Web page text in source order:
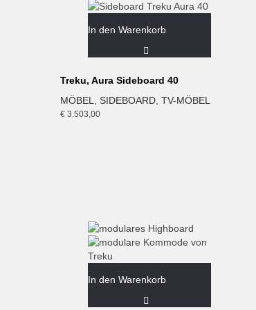
In den Warenkorb
Treku, Aura Sideboard 40
MÖBEL
SIDEBOARD TV-MÖBEL
€ 3.503,00
In den Warenkorb